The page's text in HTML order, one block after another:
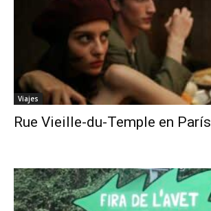
Viajes
Rue Vieille-du-Temple en París